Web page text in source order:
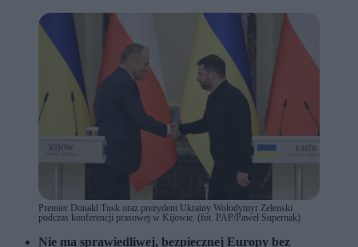
Premier Donald Tusk oraz prezydent Ukrainy Wołodymyr Zełenski
podczas konferencji prasowej w Kijowie. (fot. PAP/Paweł Supernak)
Nie ma sprawiedliwej, bezpiecznej Europy bez